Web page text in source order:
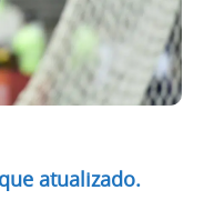
atualizado.